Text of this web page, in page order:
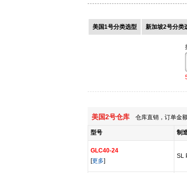
美国1号分类选型 新加坡2号分类
美国2号仓库 仓库直销，订单金
型号 制
GLC40-24
[更多]
SL